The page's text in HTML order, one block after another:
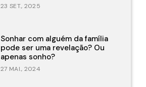
23 SET., 2025
Sonhar com alguém da família
pode ser uma revelação? Ou
apenas sonho?
27 MAI., 2024